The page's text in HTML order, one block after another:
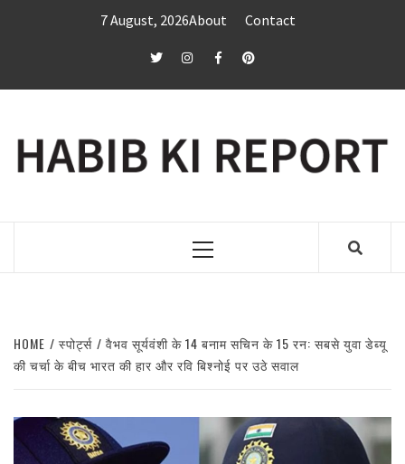
7 August, 2026About Contact
twitterInstagramFacebookPinterest
Primary
HOME स्पोर्ट्स
वैभव सूर्यवंशी के 14 बनाम सचिन के 15 रन: सबसे युवा डेब्यू
की चर्चा के बीच भारत की हार और रवि बिश्नोई पर उठे सवाल